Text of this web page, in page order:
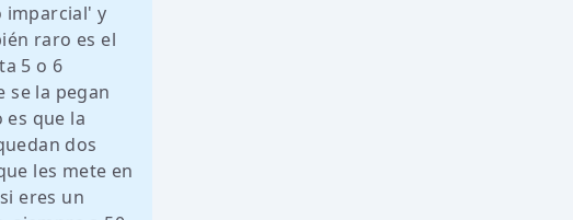
imparcial' y
raro es el
5 o 6
se la pegan
es que la
dos
les mete en
eres un